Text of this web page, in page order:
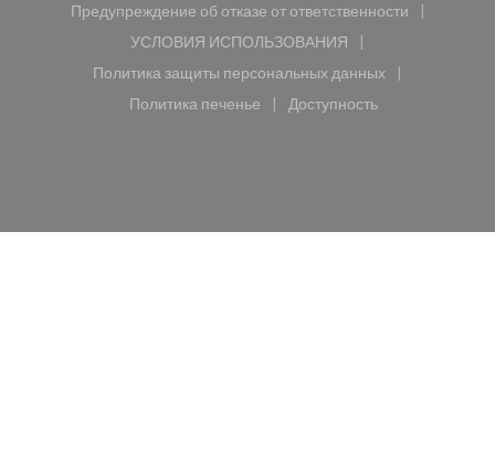
Предупреждение об отказе от ответственности
((открывается в новом окне))
УСЛОВИЯ ИСПОЛЬЗОВАНИЯ
((открывается в новом окне))
Политика защиты персональных данных
((открывается в новом окне))
Политика печенье
((открывается в новом окне))
Доступность